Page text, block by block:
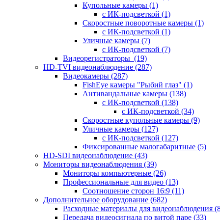
Купольные камеры (1)
с ИК-подсветкой (1)
Скоростные поворотные камеры (1)
с ИК-подсветкой (1)
Уличные камеры (7)
с ИК-подсветкой (7)
Видеорегистраторы (19)
HD-TVI видеонаблюдение (287)
Видеокамеры (287)
FishEye камеры "Рыбий глаз" (1)
Антивандальные камеры (138)
с ИК-подсветкой (138)
с ИК-подсветкой (34)
Скоростные купольные камеры (9)
Уличные камеры (127)
с ИК-подсветкой (127)
Фиксированные малогабаритные (5)
HD-SDI видеонаблюдение (43)
Мониторы видеонаблюдения (39)
Мониторы компьютерные (26)
Профессиональные для видео (13)
Соотношение сторон 16:9 (11)
Дополнительное оборудование (682)
Расходные материалы для видеонаблюдения
Передача видеосигнала по витой паре (33)